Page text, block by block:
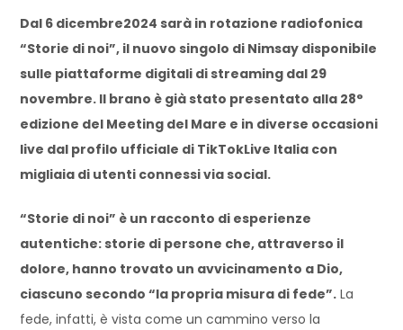
Dal 6 dicembre2024 sarà in rotazione radiofonica
“Storie di noi”, il nuovo singolo di Nimsay disponibile
sulle piattaforme digitali di streaming dal 29
novembre. Il brano è già stato presentato alla 28°
edizione del Meeting del Mare e in diverse occasioni
live dal profilo ufficiale di TikTokLive Italia con
migliaia di utenti connessi via social.
“Storie di noi” è un racconto di esperienze
autentiche: storie di persone che, attraverso il
dolore, hanno trovato un avvicinamento a Dio,
ciascuno secondo “la propria misura di fede”. La
fede, infatti, è vista come un cammino verso la